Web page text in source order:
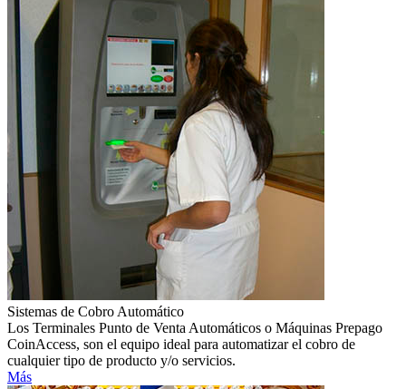
Sistemas de Cobro Automático
Los Terminales Punto de Venta Automáticos o Máquinas Prepago
CoinAccess, son el equipo ideal para automatizar el cobro de
cualquier tipo de producto y/o servicios.
Más